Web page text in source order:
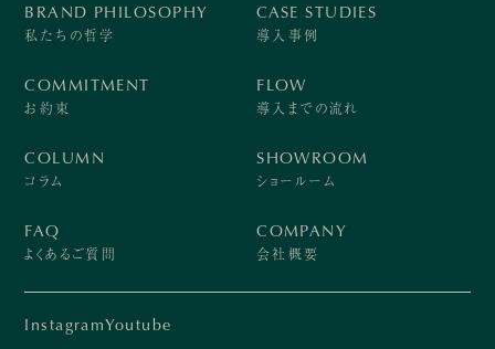
BRAND PHILOSOPHY
私たちの哲学
COMMITMENT
お約束
CASE STUDIES
導入事例
FLOW
導入までの流れ
COLUMN
コラム
FAQ
よくあるご質問
SHOWROOM
ショールーム
COMPANY
会社概要
InstagramYoutube